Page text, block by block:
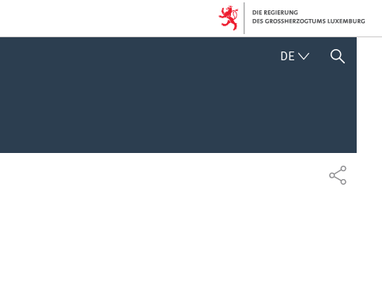
DE DEUTSCH
SUCHFLED ANZEIGEN /
TEILEN